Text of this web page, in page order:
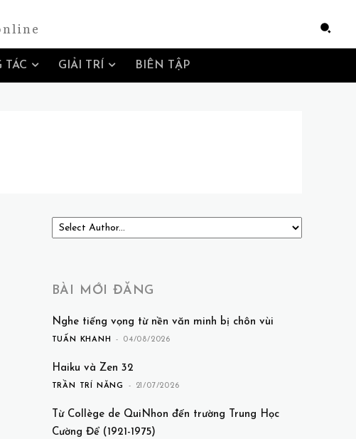
TÁC GIẢI TRÍ BIÊN TẬP
BÀI MỚI ĐĂNG
Nghe tiếng vọng từ nền văn minh bị chôn vùi
TUẤN KHANH - 04/08/2026
Haiku và Zen 32
TRẦN TRÍ NĂNG - 21/07/2026
Từ Collège de QuiNhon đến trường Trung Học
Cường Để (1921-1975)